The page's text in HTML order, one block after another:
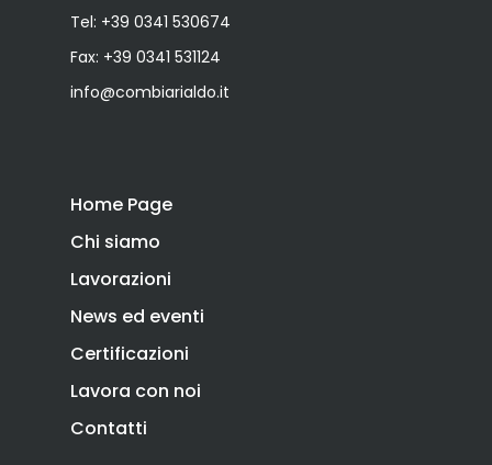
Tel: +39 0341 530674
Fax: +39 0341 531124
info@combiarialdo.it
Home Page
Chi siamo
Lavorazioni
News ed eventi
Certificazioni
Lavora con noi
Contatti